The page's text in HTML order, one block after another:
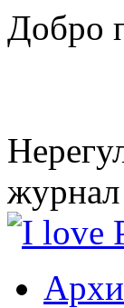
Добро